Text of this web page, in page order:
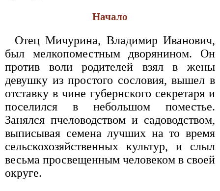
Начало
Отец Мичурина, Владимир Иванович,
был мелкопоместным дворянином. Он
против воли родителей взял в жены
девушку из простого сословия, вышел в
отставку в чине губернского секретаря и
поселился в небольшом поместье.
Занялся пчеловодством и садоводством,
выписывая семена лучших на то время
сельскохозяйственных культур, и слыл
весьма просвещенным человеком в своей
округе.